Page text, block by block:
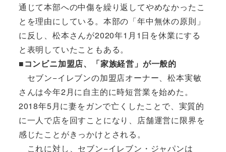
通じて本部への中傷を繰り返してやめなかったこ
とを理由にしている。本部の「年中無休の原則」
に反し、松本さんが2020年1月1日を休業にする
と表明していたこともある。
■コンビニ加盟店、「家族経営」が一般的
セブン−イレブンの加盟店オーナー、松本実敏
さんは今年2月に自主的に時短営業を始めた。
2018年5月に妻をガンで亡くしたことで、実質的
に一人で店を回すことになり、店舗運営に限界を
感じたことがきっかけとされる。
これに対し、セブン−イレブン・ジャパンは